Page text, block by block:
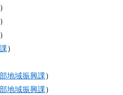
）
）
）
）
地域振興課）
地域振興課）